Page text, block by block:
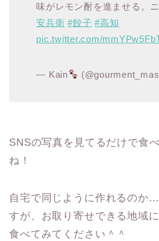
味がレモン酎を進ませる。
安兵衛 #餃子 #高知
pic.twitter.com/
— Kain
SNSの写真を見てるだけで食
ね！
自宅で同じように作れるのか
すが、お取り寄せできる地域
食べてみてください＾＾